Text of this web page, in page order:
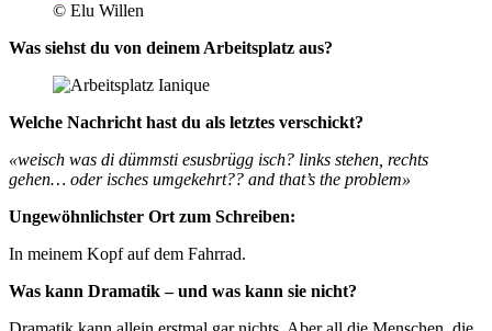
© Elu Willen
Was siehst du von deinem Arbeitsplatz aus?
Welche Nachricht hast du als letztes verschickt?
«weisch was di dümmsti esusbrügg isch? links stehen, rechts
gehen… oder isches umgekehrt?? and that’s the problem»
Ungewöhnlichster Ort zum Schreiben:
In meinem Kopf auf dem Fahrrad.
Was kann Dramatik – und was kann sie nicht?